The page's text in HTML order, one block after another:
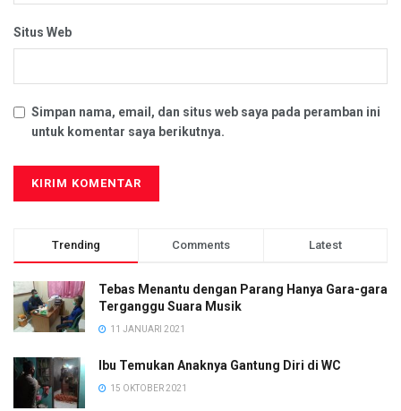
Situs Web
Simpan nama, email, dan situs web saya pada peramban ini
untuk komentar saya berikutnya.
Trending Comments Latest
Tebas Menantu dengan Parang Hanya Gara-gara
Terganggu Suara Musik
11 JANUARI 2021
Ibu Temukan Anaknya Gantung Diri di WC
15 OKTOBER 2021